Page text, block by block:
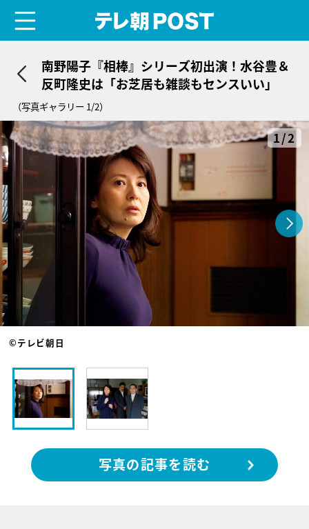
南野陽子『相棒』シリーズ初出演！水谷豊＆
反町隆史は「お芝居も雑談もセンスいい」
（写真ギャラリー 1/2）
1/2
©テレビ朝日
写真の記事を読む